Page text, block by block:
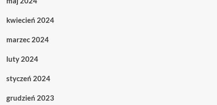
kwiecień 2024
marzec 2024
luty 2024
styczeń 2024
grudzień 2023